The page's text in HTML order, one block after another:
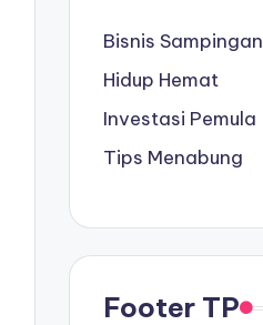
Bisnis Sampingan
Hidup Hemat
Investasi Pemula
Tips Menabung
Footer TP